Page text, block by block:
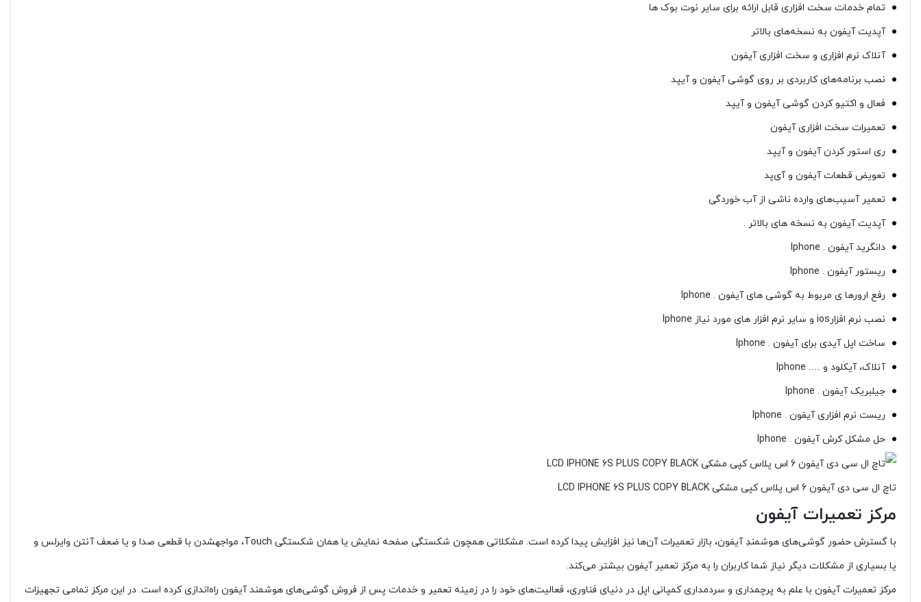
تمام خدمات سخت افزاری قابل ارائه برای سایر نوت بوک ها
آپدیت آیفون به نسخه‌های بالاتر
آنلاک نرم افزاری و سخت افزاری آیفون
نصب برنامه‌های کاربردی بر روی گوشی آیفون و آیپد
فعال و اکتیو کردن گوشی آیفون و آیپد
تعمیرات سخت افزاری آیفون
ری استور کردن آیفون و آیپد
تعویض قطعات آیفون و آی‌پد
تعمیر آسیب‌های وارده ناشی از آب خوردگی
آپدیت آیفون به نسخه های بالاتر .
دانگرید آیفون . Iphone
ریستور آیفون . Iphone
رفع ارورها ی مربوط به گوشی های آیفون . Iphone
نصب نرم افزارios و سایر نرم افزار های مورد نیاز Iphone
ساخت اپل آیدی برای آیفون . Iphone
آنلاک، آیکلود و …. Iphone
جیلبریک آیفون . Iphone
ریست نرم افزاری آیفون . Iphone
حل مشکل کرش آیفون . Iphone
تاچ ال سی دی آیفون 6 اس پلاس کپی مشکی LCD IPHONE 6S PLUS COPY BLACK
مرکز تعمیرات آیفون
با گسترش حضور گوشی‌های هوشمندِ آیفون، بازار تعمیرات آن‌ها نیز افزایش پیدا کرده است. مشکلاتی همچون شکستگی صفحه نمایش یا همان شکستگی Touch، مواجهشدن با قطعی صدا و یا ضعف آنتن وایرلس و
یا بسیاری از مشکلات دیگر نیاز شما کاربران را به مرکز تعمیر آیفون بیشتر می‌کند.
مرکز تعمیرات آیفون با علم به پرچمداری و سردمداری کمپانی اپل در دنیای فناوری، فعالیت‌های خود را در زمینه تعمیر و خدمات پس از فروش گوشی‌های هوشمند آیفون راه‌اندازی کرده است. در این مرکز تمامی تجهیزات